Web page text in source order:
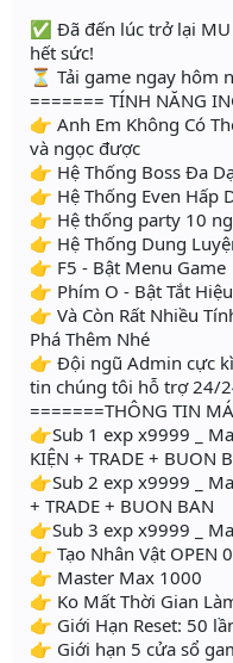
✅ Đã đến lúc trở lại
hết sức!
⏳ Tải game ngay hôm
======= TÍNH NĂNG
👉 Anh Em Không Có
và ngọc được
👉 Hệ Thống Boss Đa
👉 Hệ Thống Even Hấp
👉 Hệ thống party 10
👉 Hệ Thống Dung
👉 F5 - Bật Menu Game
👉 Phím O - Bật Tắt
👉 Và Còn Rất Nhiều
Phá Thêm Nhé
👉 Đội ngũ Admin cực
tin chúng tôi hỗ trợ 24/
=======THÔNG TIN
👉Sub 1 exp x9999 _
KIỆN + TRADE + BUON
👉Sub 2 exp x9999 _
+ TRADE + BUON BAN
👉Sub 3 exp x9999 _
👉 Tạo Nhân Vật OPEN
👉 Master Max 1000
👉 Ko Mất Thời Gian
👉 Giới Hạn Reset: 50
👉 Giới hạn 5 cửa sổ